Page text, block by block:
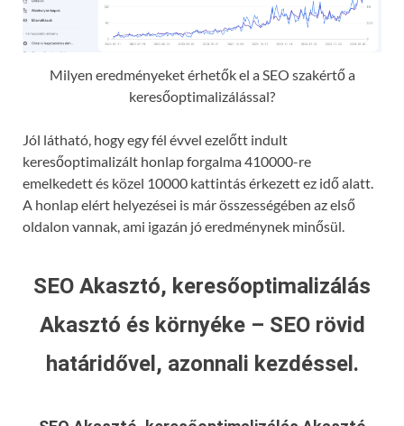
Milyen eredményeket érhetők el a SEO szakértő a
keresőoptimalizálással?
Jól látható, hogy egy fél évvel ezelőtt indult
keresőoptimalizált honlap forgalma 410000-re
emelkedett és közel 10000 kattintás érkezett ez idő alatt.
A honlap elért helyezései is már összességében az első
oldalon vannak, ami igazán jó eredménynek minősül.
SEO Akasztó, keresőoptimalizálás
Akasztó és környéke – SEO rövid
határidővel, azonnali kezdéssel.